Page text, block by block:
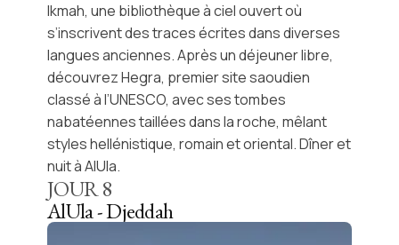
Ikmah, une bibliothèque à ciel ouvert où
s’inscrivent des traces écrites dans diverses
langues anciennes. Après un déjeuner libre,
découvrezHegra, premier site saoudien
classé à l’UNESCO, avec ses tombes
nabatéennes taillées dans la roche, mêlant
styles hellénistique, romain et oriental. Dîner et
nuit à AlUla.
JOUR8
AlUla - Djeddah